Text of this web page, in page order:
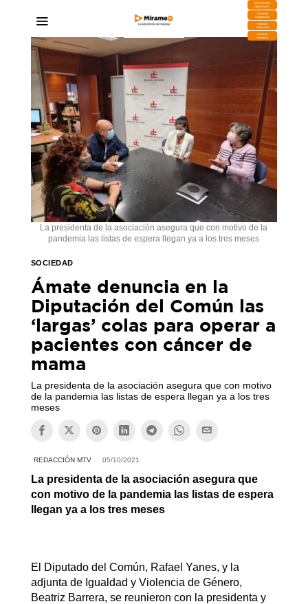
DESCARGA
MIRAPLAY
Buzón de
Sugerencias
Contratar
Publicidad
Contacto
Comercial
La presidenta de la asociación asegura que con motivo de la
pandemia las listas de espera llegan ya a los tres meses
SOCIEDAD
Ámate denuncia en la
Diputación del Común las
‘largas’ colas para operar a
pacientes con cáncer de
mama
La presidenta de la asociación asegura que con motivo
de la pandemia las listas de espera llegan ya a los tres
meses
REDACCIÓN MTV 05/10/2021
La presidenta de la asociación asegura que
con motivo de la pandemia las listas de espera
llegan ya a los tres meses
El Diputado del Común, Rafael Yanes, y la
adjunta de Igualdad y Violencia de Género,
Beatriz Barrera, se reunieron con la presidenta y